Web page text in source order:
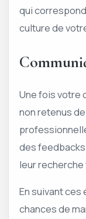
qui
culture de
Une fois votre
non retenus
des
leur
En suivant
chances de